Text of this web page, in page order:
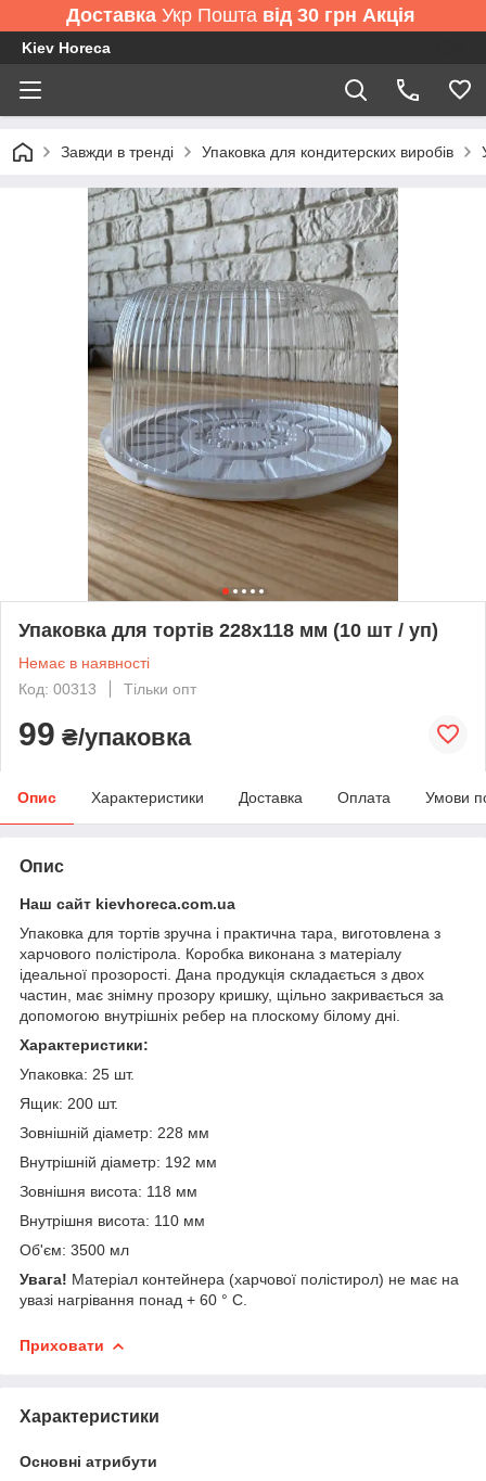
ДоставкаУкр Пошта від 30 грн Акція
Kiev Horeca
Завжди в тренді Упаковка для кондитерских виробів
Упаковка для тортів 228х118 мм (10 шт / уп)
Немає в наявності
Код: 00313
Тільки опт
99 ₴/упаковка
Опис Характеристики Доставка Оплата Умови
Опис
Наш сайт kievhoreca.com.ua
Упаковка для тортів зручна і практична тара, виготовлена ​​з
харчового полістірола. Коробка виконана з матеріалу
ідеальної прозорості. Дана продукція складається з двох
частин, має знімну прозору кришку, щільно закривається за
допомогою внутрішніх ребер на плоскому білому дні.
Характеристики:
Упаковка: 25 шт.
Ящик: 200 шт.
Зовнішній діаметр: 228 мм
Внутрішній діаметр: 192 мм
Зовнішня висота: 118 мм
Внутрішня висота: 110 мм
Об'єм: 3500 мл
Увага! Матеріал контейнера (харчової полістирол) не має на
увазі нагрівання понад + 60 ° С.
Приховати
Характеристики
Основні атрибути